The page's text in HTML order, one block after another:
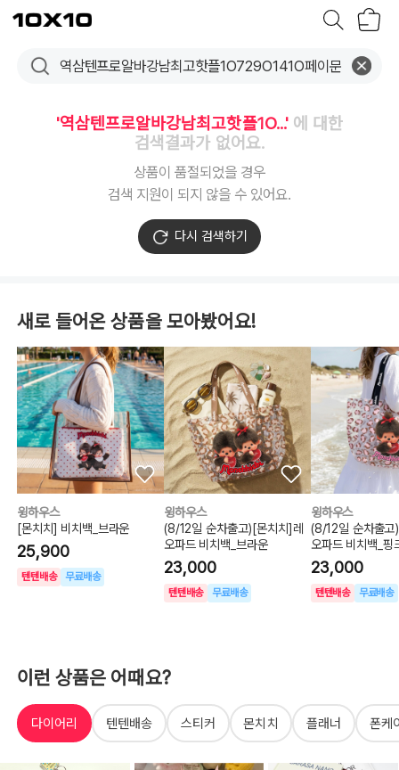
텐
바
'역삼텐프로알바강남최고핫플1O...'에 대한
검색결과가 없어요.
상품이 품절되었을 경우
검색 지원이 되지 않을 수 있어요.
다시 검색하기
새로 들어온 상품을 모아봤어요!
윙하우스
[몬치치] 비치백_브라운
25,900
텐텐배송 무료배송
윙하우스
(8/12일 순차출고)[몬치치]레
오파드 비치백_브라운
23,000
텐텐배송 무료배송
윙하우스
(8/12일 순차출고
오파드 비치백_핑
23,000
텐텐배송 무료배송
이런 상품은 어때요?
다이어리 텐텐배송 스티커 몬치치 플래너 폰케